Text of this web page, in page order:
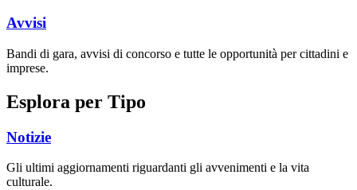
Avvisi
Bandi di gara, avvisi di concorso e tutte le opportunità per cittadini e
imprese.
Esplora per Tipo
Notizie
Gli ultimi aggiornamenti riguardanti gli avvenimenti e la vita
culturale.